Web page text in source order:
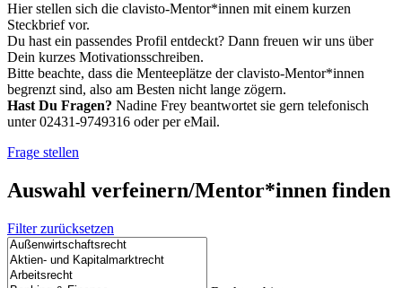
Hier stellen sich die clavisto-Mentor*innen mit einem kurzen
Steckbrief vor.
Du hast ein passendes Profil entdeckt? Dann freuen wir uns über
Dein kurzes Motivationsschreiben.
Bitte beachte, dass die Menteeplätze der clavisto-Mentor*innen
begrenzt sind, also am Besten nicht lange zögern.
Hast Du Fragen? Nadine Frey beantwortet sie gern telefonisch
unter 02431-9749316 oder per eMail.
Frage stellen
Auswahl verfeinern/Mentor*innen finden
Filter zurücksetzen